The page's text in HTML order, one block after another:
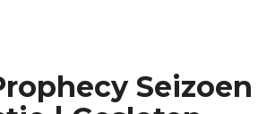
Seizoen